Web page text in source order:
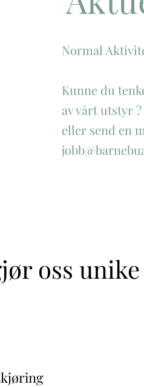
Normal
Kunne du
av vårt utstyr
eller send en
oss unike